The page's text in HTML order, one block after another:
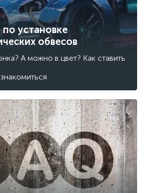
установке
обвесов
А можно в цвет? Как ставить